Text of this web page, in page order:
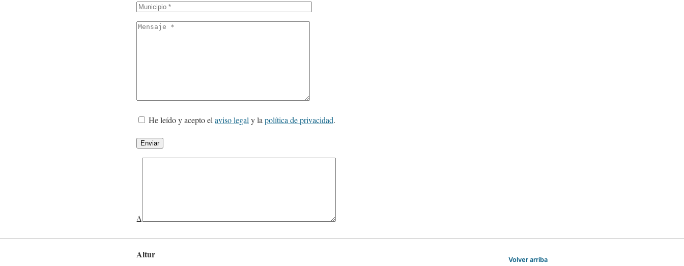
He leído y acepto el aviso legal y la política de privacidad.
Δ
Altur Volver arriba